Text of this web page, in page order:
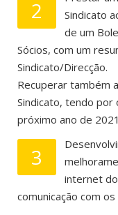
2
Sindicato
de um
Sócios, com um
Sindicato/Direcção.
Recuperar também
Sindicato, tendo
próximo ano de
3
internet do
comunicação com